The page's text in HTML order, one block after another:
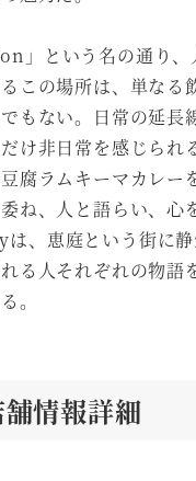
」という名の通り
この場所は、単なる
もない。日常の延長
け非日常を感じられ
腐ラムキーマカレー
ね、人と語らい、
、恵庭という街に静
る人それぞれの物語
。
舗情報詳細